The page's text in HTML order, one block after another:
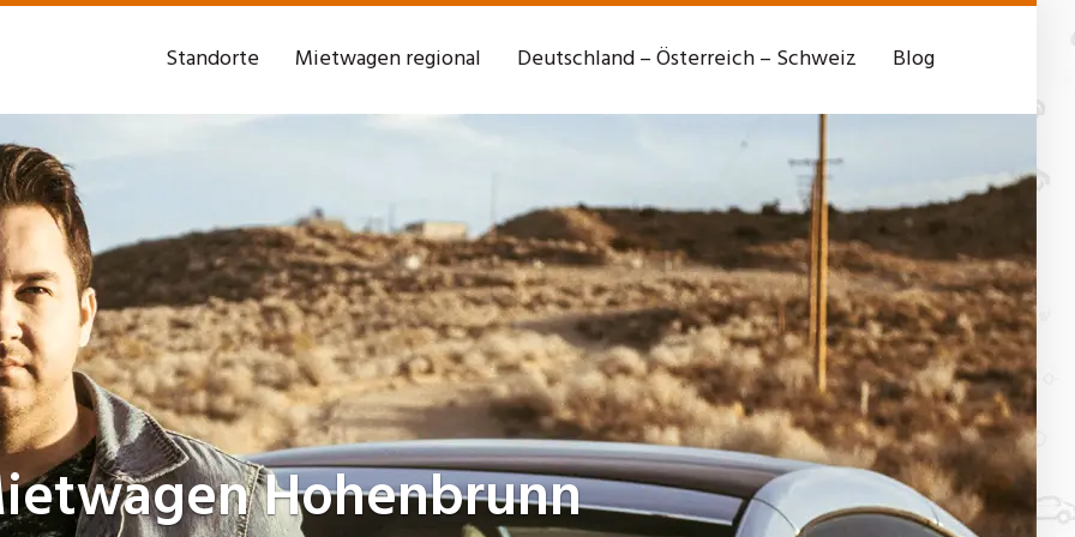
Standorte Mietwagen regional Deutschland – Österreich – Schweiz Blog
Hohenbrunn